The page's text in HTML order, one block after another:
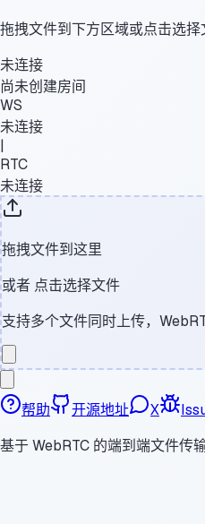
拖拽文件到下方区域或点击选择
未连接
尚未创建房间
WS
未连接
|
RTC
未连接
拖拽文件到这里
或者 点击选择文件
支持多个文件同时上传，
帮助 开源地址 X
基于 WebRTC 的端到端文件传